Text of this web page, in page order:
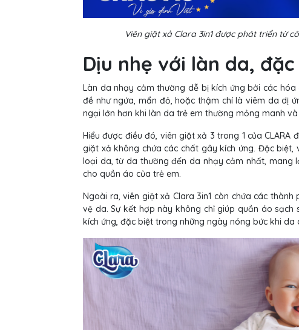
Viên giặt xả Clara 3in1 được phát triển từ
Dịu nhẹ với làn da,
Làn da nhạy cảm thường dễ bị kích ứng bởi các
đề như ngứa, mẩn đỏ, hoặc thậm chí là viêm da dị
ngại lớn hơn khi làn da trẻ em thường mỏng manh
Hiểu được điều đó, viên giặt xả 3 trong 1 của
giặt xả không chứa các chất gây kích ứng. Đặc
loại da, từ da thường đến da nhạy cảm nhất, mang
cho quần áo của trẻ em.
Ngoài ra, viên giặt xả Clara 3in1 còn chứa các
vệ da. Sự kết hợp này không chỉ giúp quần áo
kích ứng, đặc biệt trong những ngày nóng bức khi